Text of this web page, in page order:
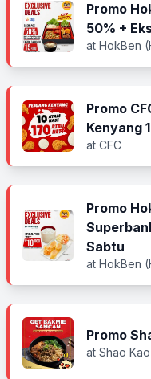
Promo
50% +
at HokBen
Promo
Kenyang
at CFC
Promo
Sabtu
at HokBen
Promo
at Shao Kao